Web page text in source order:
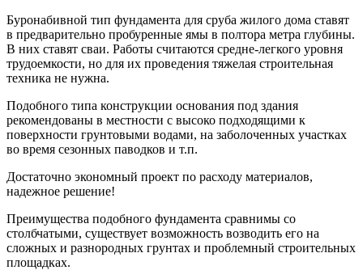
Буронабивной тип фундамента для сруба жилого дома ставят
в предварительно пробуренные ямы в полтора метра глубины.
В них ставят сваи. Работы считаются средне-легкого уровня
трудоемкости, но для их проведения тяжелая строительная
техника не нужна.
Подобного типа конструкции основания под здания
рекомендованы в местности с высоко подходящими к
поверхности грунтовыми водами, на заболоченных участках
во время сезонных паводков и т.п.
Достаточно экономный проект по расходу материалов,
надежное решение!
Преимущества подобного фундамента сравнимы со
столбчатыми, существует возможность возводить его на
сложных и разнородных грунтах и проблемный строительных
площадках.